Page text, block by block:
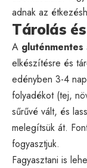
adnak az
Tárolás
A
elkészítésre és
edényben 3-4
folyadékot (tej,
sűrűvé vált, és
melegítsük át.
fogyasztjuk.
Fagyasztani is